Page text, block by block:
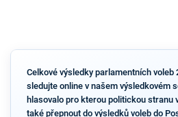
Celkové výsledky parlamentních voleb
sledujte online v našem výsledkovém
hlasovalo pro kterou politickou stranu
také přepnout do výsledků voleb do